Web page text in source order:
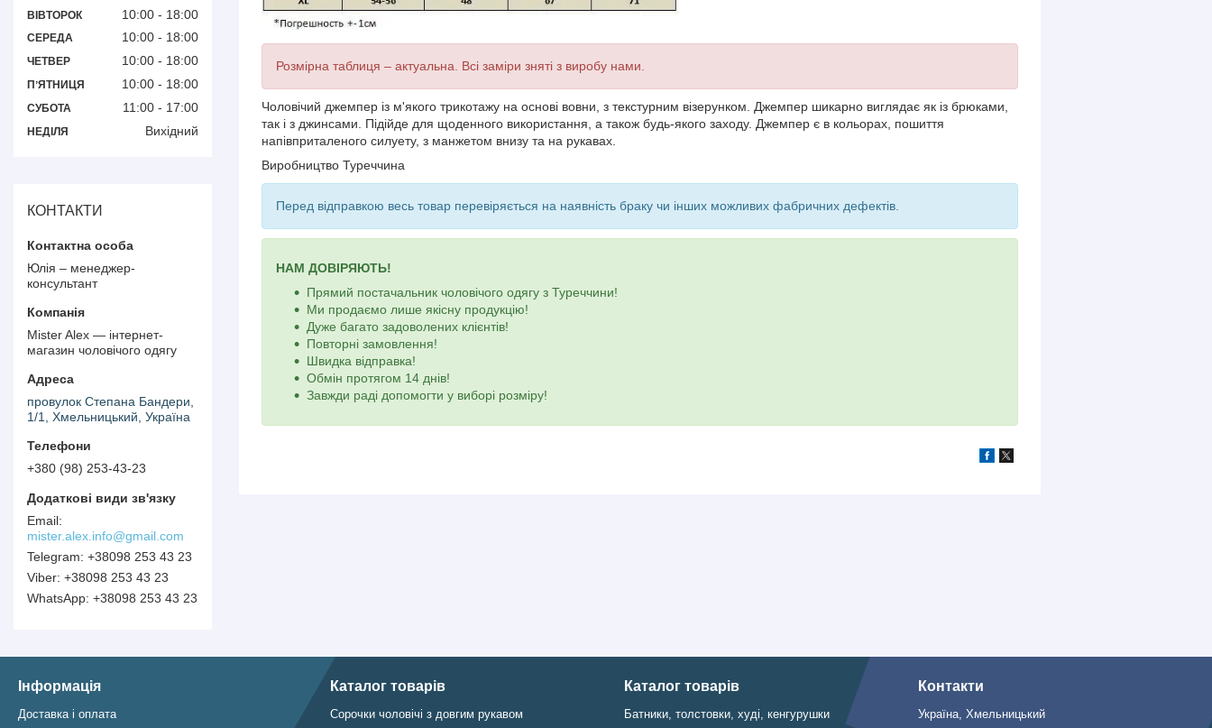
Розмірна таблиця – актуальна. Всі заміри зняті з виробу нами.
Чоловічий джемпер із м'якого трикотажу на основі вовни, з текстурним візерунком. Джемпер шикарно виглядає як із брюками,
так і з джинсами. Підійде для щоденного використання, а також будь-якого заходу. Джемпер є в кольорах, пошиття
напівприталеного силуету, з манжетом внизу та на рукавах.
Виробництво Туреччина
Перед відправкою весь товар перевіряється на наявність браку чи інших можливих фабричних дефектів.
НАМ ДОВІРЯЮТЬ!
Прямий постачальник чоловічого одягу з Туреччини!
Ми продаємо лише якісну продукцію!
Дуже багато задоволених клієнтів!
Повторні замовлення!
Швидка відправка!
Обмін протягом 14 днів!
Завжди раді допомогти у виборі розміру!
ВІВТОРОК 10:00 18:00
СЕРЕДА 10:00 18:00
ЧЕТВЕР 10:00 18:00
ПʼЯТНИЦЯ 10:00 18:00
СУБОТА 11:00 17:00
НЕДІЛЯ Вихідний
КОНТАКТИ
Юлія – менеджер-
консультант
Mister Alex — інтернет-
магазин чоловічого одягу
провулок Степана Бандери,
1/1, Хмельницький, Україна
+380 (98) 253-43-23
mister.alex.info@gmail.com
+38098 253 43 23
+38098 253 43 23
+38098 253 43 23
Інформація
Доставка і оплата
Каталог товарів
Сорочки чоловічі з довгим рукавом
Каталог товарів
Батники, толстовки, худі, кенгурушки
Контакти
Україна, Хмельницький